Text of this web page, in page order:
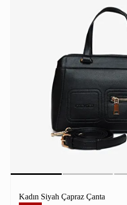
Kadın Siyah Çapraz Çanta